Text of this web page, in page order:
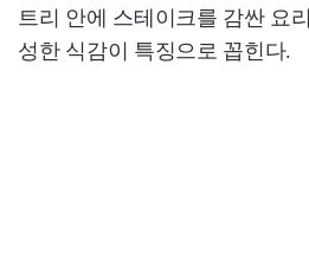
트리 안에 스테이크를 감싼 요
성한 식감이 특징으로 꼽힌다.